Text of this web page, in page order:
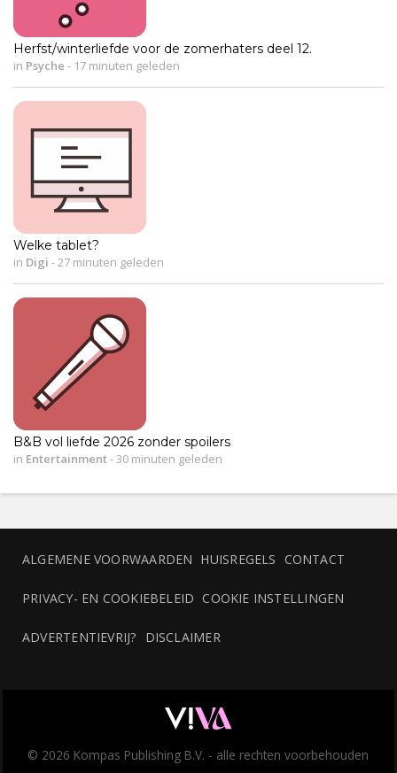
Herfst/winterliefde voor de zomerhaters deel 12.
in Psyche - 17 minuten geleden
Welke tablet?
in Digi - 27 minuten geleden
B&B vol liefde 2026 zonder spoilers
in Entertainment- 30 minuten geleden
ALGEMENE VOORWAARDEN HUISREGELS CONTACT
PRIVACY- EN COOKIEBELEID COOKIE INSTELLINGEN
ADVERTENTIEVRIJ? DISCLAIMER
© 2026 Kompas Publishing B.V. - alle rechten voorbehouden